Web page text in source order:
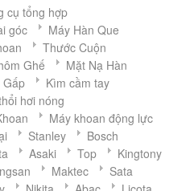
cụ tổng hợp
góc
Máy Hàn Que
Thước Cuộn
Ghế
Mặt Nạ Hàn
Gấp
Kìm cầm tay
hơi nóng
Máy khoan động lực
Stanley
Bosch
Asaki Top
Kingtony
Maktec
Sata